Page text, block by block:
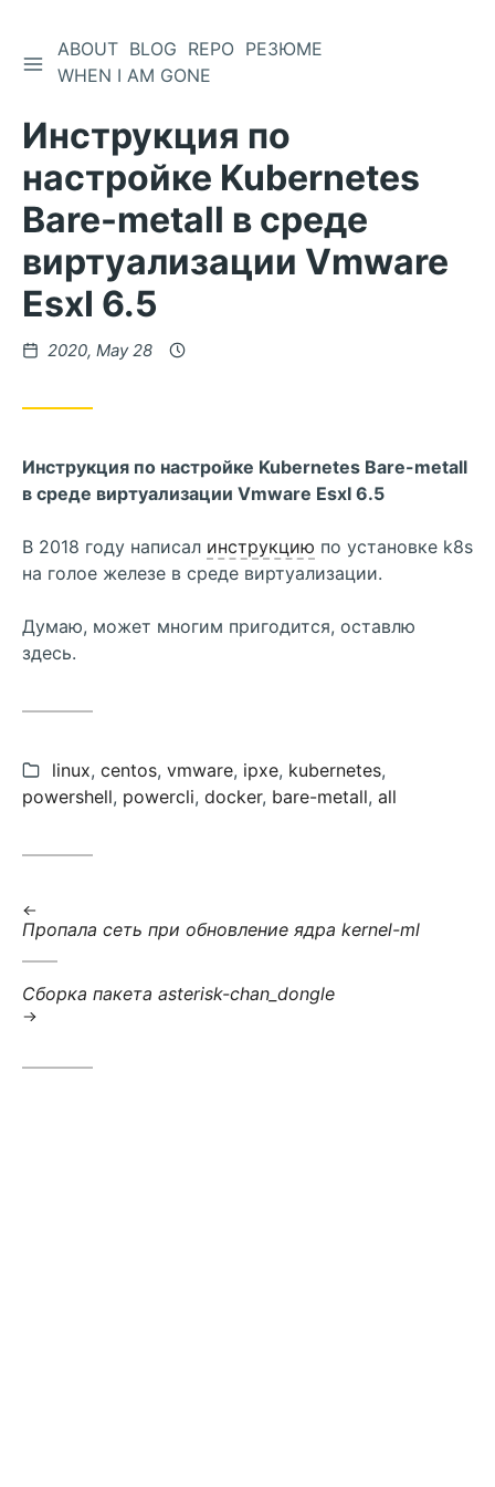
ABOUT BLOG REPO РЕЗЮМЕ
WHEN I AM GONE
Инструкция по
настройке Kubernetes
Bare-metall в среде
виртуализации Vmware
EsxI 6.5
2020, May 28
Инструкция по настройке Kubernetes Bare-metall
в среде виртуализации Vmware EsxI 6.5
В 2018 году написал инструкцию по установке k8s
на голое железе в среде виртуализации.
Думаю, может многим пригодится, оставлю
здесь.
categories:
linux, centos, vmware, ipxe, kubernetes,
powershell, powercli, docker, bare-metall, all
:Пропала сеть при обновление ядра kernel-ml
:Сборка пакета asterisk-chan_dongle